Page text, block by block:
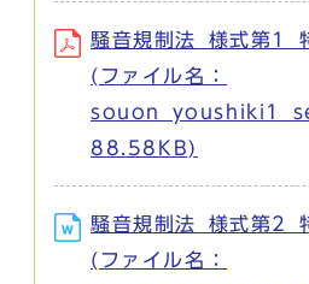
騒音規制法_様式第1_
(ファイル名：
88.58KB)
騒音規制法_様式第2_
(ファイル名：